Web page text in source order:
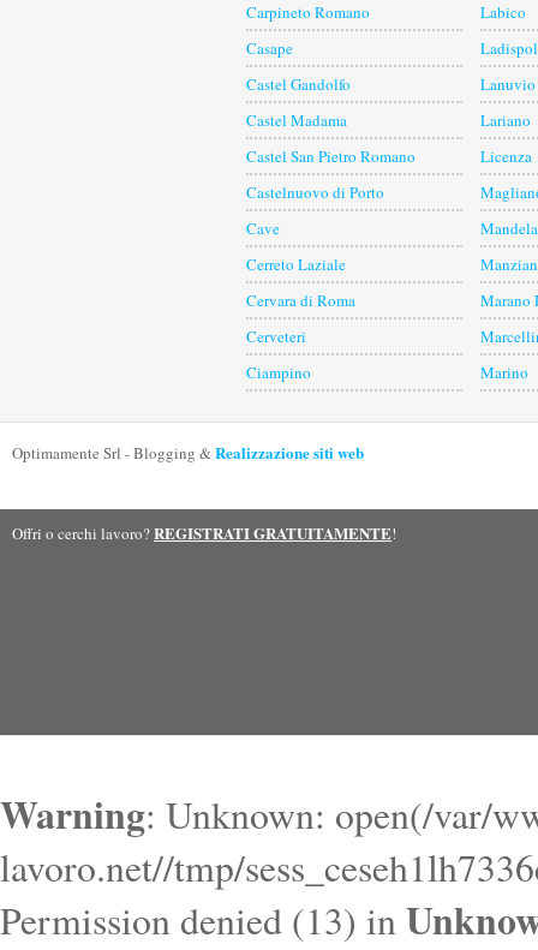
Carpineto Romano
Casape
Castel Gandolfo
Castel Madama
Castel San Pietro Romano
Castelnuovo di Porto
Cave
Cerreto Laziale
Cervara di Roma
Cerveteri
Ciampino
Labico
Lanuvio
Lariano
Licenza
Mandela
Marano
Marino
Optimamente Srl - Blogging &Realizzazione siti web
Offri o cerchi lavoro?REGISTRATI GRATUITAMENTE!
Warning: Unknown: open(/var/
lavoro.net//tmp/
Permission denied (13) in